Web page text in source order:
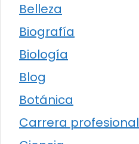
Belleza
Biografía
Biología
Blog
Botánica
Carrera profesional